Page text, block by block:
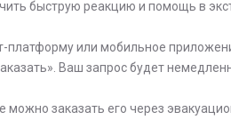
быструю реакцию и помощь в
платформу или мобильное
Ваш запрос будет
заказать его через